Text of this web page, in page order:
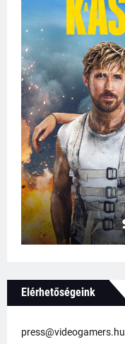
Elérhetőségeink
press@videogamers.hu